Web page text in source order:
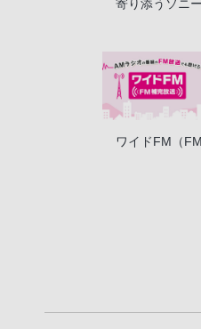
寄り添うソニー
ワイドFM（